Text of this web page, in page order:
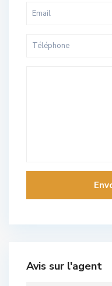
Avis sur l'agent